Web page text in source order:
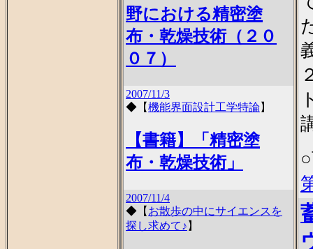
野における精密塗
布・乾燥技術（２０
０７）
2007/11/3
◆ 【機能界面設計工学特論】
【書籍】「精密塗
布・乾燥技術」
2007/11/4
◆ 【 お散歩の中にサイエンスを
探し求めて♪ 】